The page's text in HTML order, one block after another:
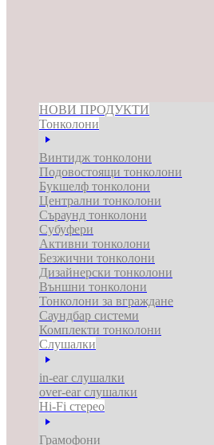
НОВИ ПРОДУКТИ
Тонколони
Винтидж тонколони
Подовостоящи тонколони
Букшелф тонколони
Централни тонколони
Съраунд тонколони
Субуфери
Активни тонколони
Безжични тонколони
Дизайнерски тонколони
Външни тонколони
Тонколони за вграждане
Саундбар системи
Комплекти тонколони
Слушалки
in-ear слушалки
over-ear слушалки
Hi-Fi стерео
Грамофони